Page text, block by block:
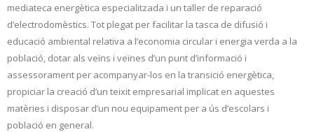
mediateca energètica especialitzada i un taller de reparació
d’electrodomèstics. Tot plegat per facilitar la tasca de difusió i
educació ambiental relativa a l’economia circular i energia verda a la
població, dotar als veïns i veïnes d’un punt d’informació i
assessorament per acompanyar-los en la transició energètica,
propiciar la creació d’un teixit empresarial implicat en aquestes
matèries i disposar d’un nou equipament per a ús d’escolars i
població en general.